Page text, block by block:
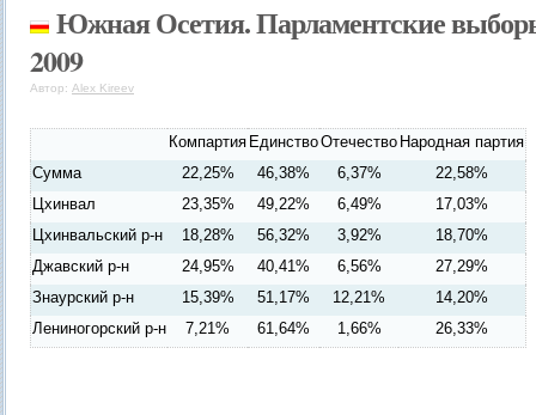
Южная Осетия. Парламентские
2009
Автор: Alex Kireev
Компартия ЕдинствоОтечество Народная партия
Сумма
22,25% 46,38% 6,37%
22,58%
Цхинвал
23,35% 49,22% 6,49%
17,03%
Цхинвальский р-н
18,28% 56,32% 3,92%
18,70%
Джавский р-н
24,95% 40,41% 6,56%
27,29%
Знаурский р-н
15,39% 51,17% 12,21%
14,20%
Лениногорский р-н
7,21% 61,64% 1,66% 26,33%